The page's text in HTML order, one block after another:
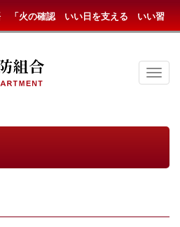
「火の確認 いい日を支える いい習
京
都
組
ニ